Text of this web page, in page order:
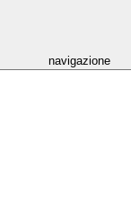
navigazione